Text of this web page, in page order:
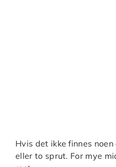
Hvis det ikke finnes
eller to sprut. For mye